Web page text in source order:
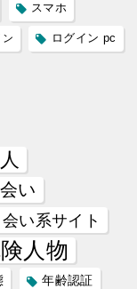
スマホ
ン ログイン pc
人
い
い系サイト
人物
年齢認証